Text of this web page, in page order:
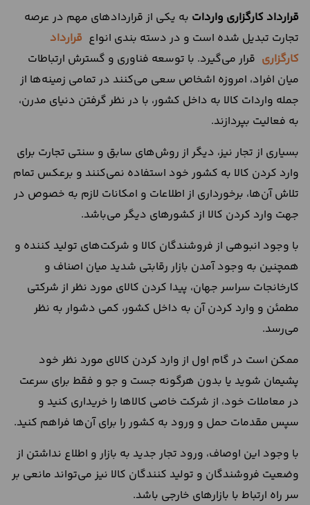
قرارداد کارگزاری واردات به یکی از قراردادهای مهم در عرصه
تجارت تبدیل شده است و در دسته بندی انواع قرارداد
کارگزاری قرار می‌گیرد. با توسعه فناوری و گسترش ارتباطات
میان افراد، امروزه اشخاص سعی می‌کنند در تمامی زمینه‌ها از
جمله واردات کالا به داخل کشور، با در نظر گرفتن دنیای مدرن،
به فعالیت بپردازند.
بسیاری از تجار نیز، دیگر از روش‌های سابق و سنتی تجارت برای
وارد کردن کالا به کشور خود استفاده نمی‌کنند و برعکس تمام
تلاش آن‌ها، برخورداری از اطلاعات و امکانات لازم به خصوص در
جهت وارد کردن کالا از کشورهای دیگر می‌باشد.
با وجود انبوهی از فروشندگان کالا و شرکت‌های تولید کننده و
همچنین به وجود آمدن بازار رقابتی شدید میان اصناف و
کارخانجات سراسر جهان، پیدا کردن کالای مورد نظر از شرکتی
مطمئن و وارد کردن آن به داخل کشور، کمی دشوار به نظر
می‌رسد.
ممکن است در گام اول از وارد کردن کالای مورد نظر خود
پشیمان شوید یا بدون هرگونه جست و جو و فقط برای سرعت
در معاملات خود، از شرکت خاصی کالاها را خریداری کنید و
سپس مقدمات حمل و ورود به کشور را برای آن‌ها فراهم کنید.
با وجود این اوصاف، ورود تجار جدید به بازار و اطلاع نداشتن از
وضعیت فروشندگان و تولید کنندگان کالا نیز می‌تواند مانعی بر
سر راه ارتباط با بازارهای خارجی باشد.